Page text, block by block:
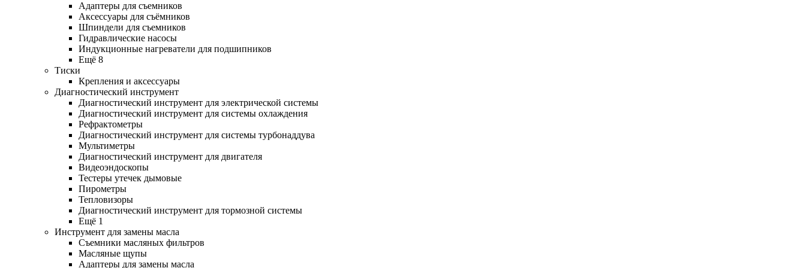
Адаптеры для съемников
Аксессуары для съёмников
Шпиндели для съемников
Гидравлические насосы
Индукционные нагреватели для подшипников
Ещё 8
Тиски
Крепления и аксессуары
Диагностический инструмент
Диагностический инструмент для электрической системы
Диагностический инструмент для системы охлаждения
Рефрактометры
Диагностический инструмент для системы турбонаддува
Мультиметры
Диагностический инструмент для двигателя
Видеоэндоскопы
Тестеры утечек дымовые
Пирометры
Тепловизоры
Диагностический инструмент для тормозной системы
Ещё 1
Инструмент для замены масла
Съемники масляных фильтров
Масляные щупы
Адаптеры для замены масла